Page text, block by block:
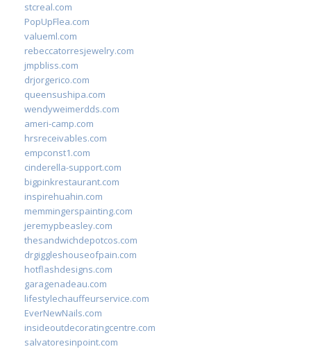
stcreal.com
PopUpFlea.com
valueml.com
rebeccatorresjewelry.com
jmpbliss.com
drjorgerico.com
queensushipa.com
wendyweimerdds.com
ameri-camp.com
hrsreceivables.com
empconst1.com
cinderella-support.com
bigpinkrestaurant.com
inspirehuahin.com
memmingerspainting.com
jeremypbeasley.com
thesandwichdepotcos.com
drgiggleshouseofpain.com
hotflashdesigns.com
garagenadeau.com
lifestylechauffeurservice.com
EverNewNails.com
insideoutdecoratingcentre.com
salvatoresinpoint.com